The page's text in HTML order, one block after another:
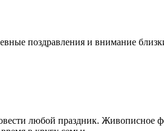
поздравления и внимание
любой праздник. Живописное